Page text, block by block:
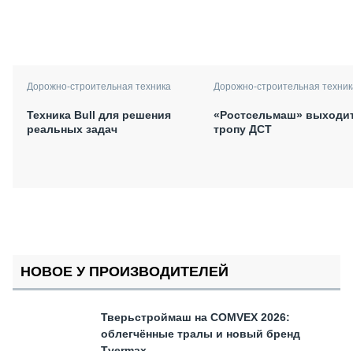
Дорожно-строительная техника
Техника Bull для решения
реальных задач
Дорожно-строительная
«Ростсельмаш»
тропу ДСТ
НОВОЕ У ПРОИЗВОДИТЕЛЕЙ
Тверьстроймаш на COMVEX 2026:
облегчённые тралы и новый бренд